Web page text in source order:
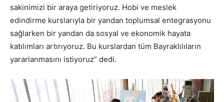
sakinimizi bir araya getiriyoruz. Hobi ve meslek
edindirme kurslarıyla bir yandan toplumsal entegrasyonu
sağlarken bir yandan da sosyal ve ekonomik hayata
katılımları artırıyoruz. Bu kurslardan tüm Bayraklılıların
yararlanmasını istiyoruz” dedi.